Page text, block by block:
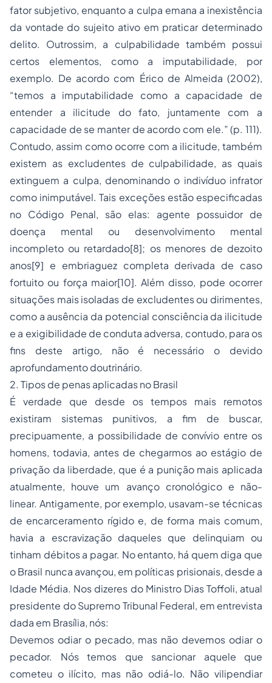
fator subjetivo, enquanto a culpa emana a inexistência
da vontade do sujeito ativo em praticar determinado
delito. Outrossim, a culpabilidade também possui
certos elementos, como a imputabilidade, por
exemplo. De acordo com Érico de Almeida (2002),
“temos a imputabilidade como a capacidade de
entender a ilicitude do fato, juntamente com a
capacidade de se manter de acordo com ele.” (p. 111).
Contudo, assim como ocorre com a ilicitude, também
existem as excludentes de culpabilidade, as quais
extinguem a culpa, denominando o indivíduo infrator
como inimputável. Tais exceções estão especificadas
no Código Penal, são elas: agente possuidor de
doença mental ou desenvolvimento mental
incompleto ou retardado[8]; os menores de dezoito
anos[9] e embriaguez completa derivada de caso
fortuito ou força maior[10]. Além disso, pode ocorrer
situações mais isoladas de excludentes ou dirimentes,
como a ausência da potencial consciência da ilicitude
e a exigibilidade de conduta adversa, contudo, para os
fins deste artigo, não é necessário o devido
aprofundamento doutrinário.
2. Tipos de penas aplicadas no Brasil
É verdade que desde os tempos mais remotos
existiram sistemas punitivos, a fim de buscar,
precipuamente, a possibilidade de convívio entre os
homens, todavia, antes de chegarmos ao estágio de
privação da liberdade, que é a punição mais aplicada
atualmente, houve um avanço cronológico e não-
linear. Antigamente, por exemplo, usavam-se técnicas
de encarceramento rígido e, de forma mais comum,
havia a escravização daqueles que delinquiam ou
tinham débitos a pagar. No entanto, há quem diga que
o Brasil nunca avançou, em políticas prisionais, desde a
Idade Média. Nos dizeres do Ministro Dias Toffoli, atual
presidente do Supremo Tribunal Federal, em entrevista
dada em Brasília, nós:
Devemos odiar o pecado, mas não devemos odiar o
pecador. Nós temos que sancionar aquele que
cometeu o ilícito, mas não odiá-lo. Não vilipendiar